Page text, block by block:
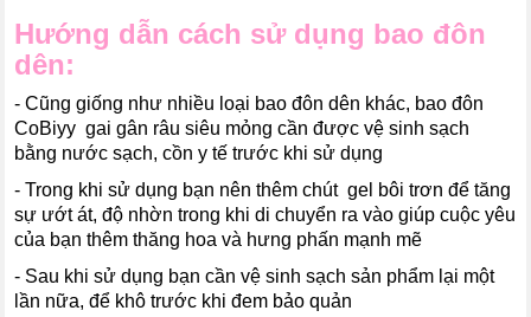
Hướng dẫn cách sử dụng bao đôn
dên:
- Cũng giống như nhiều loại bao đôn dên khác, bao đôn
CoBiyy gai gân râu siêu mỏng cần được vệ sinh sạch
bằng nước sạch, cồn y tế trước khi sử dụng
- Trong khi sử dụng bạn nên thêm chút gel bôi trơn để tăng
sự ướt át, độ nhờn trong khi di chuyển ra vào giúp cuộc yêu
của bạn thêm thăng hoa và hưng phấn mạnh mẽ
- Sau khi sử dụng bạn cần vệ sinh sạch sản phẩm lại một
lần nữa, để khô trước khi đem bảo quản